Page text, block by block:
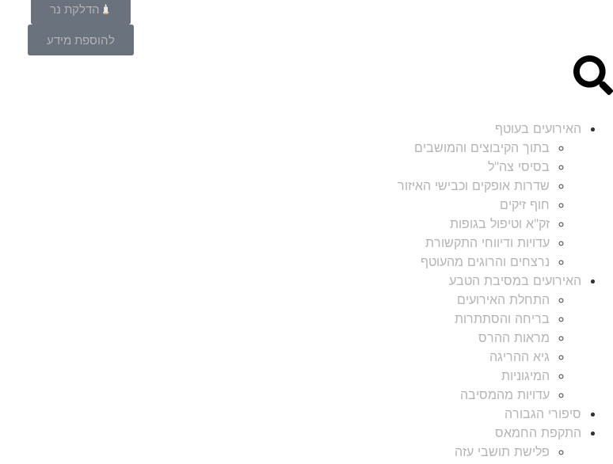
הדלקת נר
להוספת מידע
האירועים בעוטף
בתוך הקיבוצים והמושבים
בסיסי צה"ל
שדרות אופקים וכבישי האיזור
חוף זיקים
זק"א וטיפול בגופות
עדויות ודיווחי התקשורת
נרצחים והרוגים מהעוטף
האירועים במסיבת הטבע
התחלת האירועים
בריחה והסתתרות
מראות ההרס
גיא ההריגה
המיגוניות
עדויות מהמסיבה
סיפורי הגבורה
התקפת החמאס
פלישת תושבי עזה